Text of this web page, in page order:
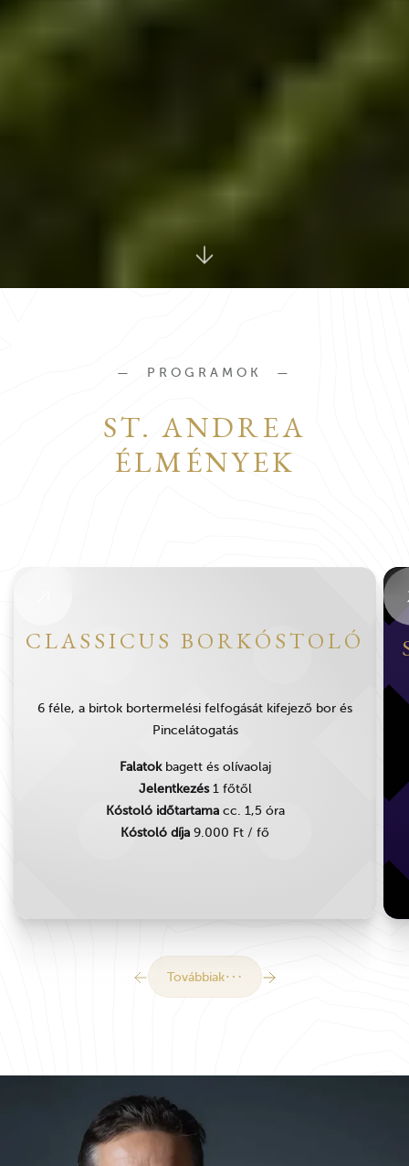
PROGRAMOK
ST. ANDREA
ÉLMÉNYEK
CLASSICUS BORKÓSTOLÓ
6 féle, a birtok bortermelési felfogását kifejező bor és
Pincelátogatás
Falatokbagett és olívaolaj
Jelentkezés1 főtől
Kóstoló időtartamacc. 1,5 óra
Kóstoló díja 9.000 Ft / fő
Továbbiak